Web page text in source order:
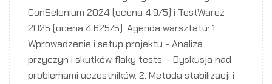
ConSelenium 2024 (ocena 4.9/5) i TestWarez
2025 (ocena 4.625/5). Agenda warsztatu: 1.
Wprowadzenie i setup projektu - Analiza
przyczyn i skutków flaky tests. - Dyskusja nad
problemami uczestników. 2. Metoda stabilizacji i